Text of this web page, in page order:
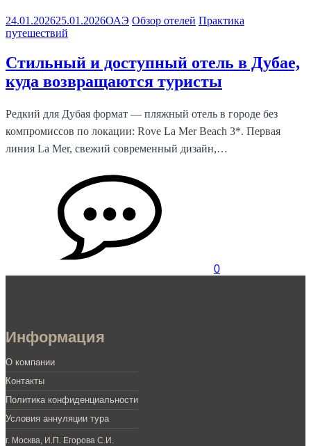
24.01.202625.01.2026ОАЭ Обзор отелей Практика
путешествий
Стильный и доступный отель в Дубае,
куда возвращаются туристы
Редкий для Дубая формат — пляжный отель в городе без
компромиссов по локации: Rove La Mer Beach 3*. Первая
линия La Mer, свежий современный дизайн,…
0
Информация
О компании
Контакты
Политика конфиденциальности
Условия аннуляции тура
г. Москва, И.П. Егорова С.И.